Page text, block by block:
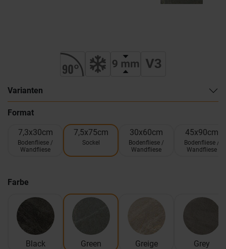
Varianten
Format
7,3x30cm
Bodenfliese /
Wandfliese
7,5x75cm
Sockel
30x60cm
Bodenfliese /
Wandfliese
45x90cm
Bodenfliese /
Wandfliese
Farbe
Black Green Greige Grey